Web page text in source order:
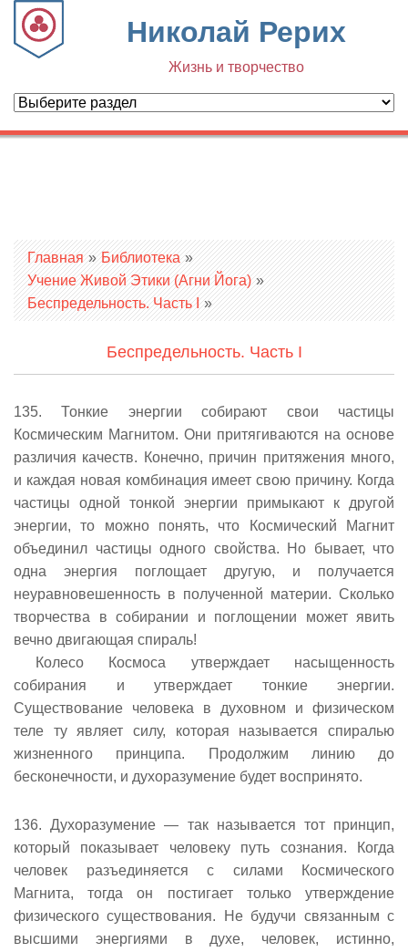
Николай Рерих
Жизнь и творчество
Вы здесь
Главная » Библиотека »
Учение Живой Этики (Агни Йога) »
Беспредельность. Часть I »
Беспредельность. Часть I
135. Тонкие энергии собирают свои частицы
Космическим Магнитом. Они притягиваются на основе
различия качеств. Конечно, причин притяжения много,
и каждая новая комбинация имеет свою причину. Когда
частицы одной тонкой энергии примыкают к другой
энергии, то можно понять, что Космический Магнит
объединил частицы одного свойства. Но бывает, что
одна энергия поглощает другую, и получается
неуравновешенность в полученной материи. Сколько
творчества в собирании и поглощении может явить
вечно двигающая спираль!
Колесо Космоса утверждает насыщенность
собирания и утверждает тонкие энергии.
Существование человека в духовном и физическом
теле ту являет силу, которая называется спиралью
жизненного принципа. Продолжим линию до
бесконечности, и духоразумение будет воспринято.
136. Духоразумение — так называется тот принцип,
который показывает человеку путь сознания. Когда
человек разъединяется с силами Космического
Магнита, тогда он постигает только утверждение
физического существования. Не будучи связанным с
высшими энергиями в духе, человек, истинно,